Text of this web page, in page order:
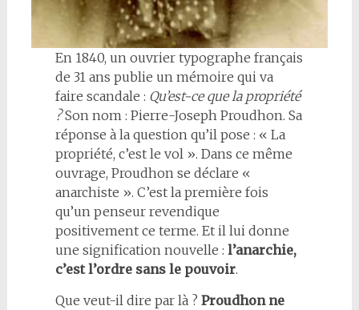
En 1840, un ouvrier typographe français
de 31 ans publie un mémoire qui va
faire scandale : Qu’est-ce que la propriété
?Son nom : Pierre-Joseph Proudhon. Sa
réponse à la question qu’il pose : « La
propriété, c’est le vol ». Dans ce même
ouvrage, Proudhon se déclare «
anarchiste ». C’est la première fois
qu’un penseur revendique
positivement ce terme. Et il lui donne
une signification nouvelle : l’anarchie,
c’est l’ordre sans le pouvoir.
Que veut-il dire par là ? Proudhon ne